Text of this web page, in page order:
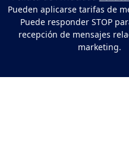
Pueden aplicarse tarifas de
Puede responder STOP
recepción de mensajes
marketing.